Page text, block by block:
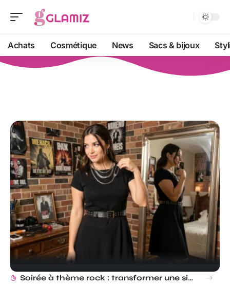
Achats Cosmétique News Sacs & bijoux
Soirée à thème rock : transformer une simple robe en robe Rock and Roll